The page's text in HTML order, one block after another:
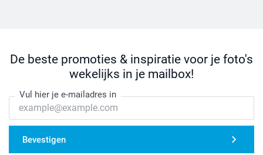
De beste promoties & inspiratie voor je foto's
wekelijks in je mailbox!
Vul hier je e-mailadres in
Bevestigen